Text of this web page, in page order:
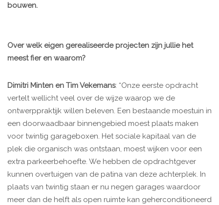
bouwen.
Over welk eigen gerealiseerde projecten zijn jullie het
meest fier en waarom?
Dimitri Minten en Tim Vekemans: “Onze eerste opdracht
vertelt wellicht veel over de wijze waarop we de
ontwerppraktijk willen beleven. Een bestaande moestuin in
een doorwaadbaar binnengebied moest plaats maken
voor twintig garageboxen. Het sociale kapitaal van de
plek die organisch was ontstaan, moest wijken voor een
extra parkeerbehoefte. We hebben de opdrachtgever
kunnen overtuigen van de patina van deze achterplek. In
plaats van twintig staan er nu negen garages waardoor
meer dan de helft als open ruimte kan geherconditioneerd